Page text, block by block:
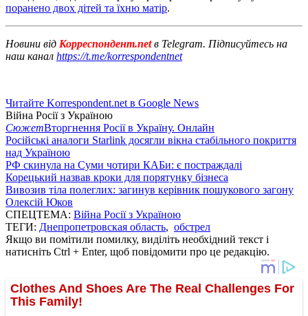
поранено двох дітей та їхню матір.
Новини від Корреспондент.netв Telegram. Підписуйтесь на
наш канал https://t.me/korrespondentnet
Читайте Korrespondent.net в Google News
Війна Росії з Україною
СюжетВторгнення Росії в Україну. Онлайн
Російські аналоги Starlink досягли вікна стабільного покриття
над Україною
РФ скинула на Суми чотири КАБи: є постраждалі
Корецький назвав кроки для порятунку бізнеса
Вивозив тіла полеглих: загинув керівник пошукового загону
Олексій Юков
СПЕЦТЕМА: Війна Росії з Україною
ТЕГИ: Днепропетровская область, обстрел
Якщо ви помітили помилку, виділіть необхідний текст і
натисніть Ctrl + Enter, щоб повідомити про це редакцію.